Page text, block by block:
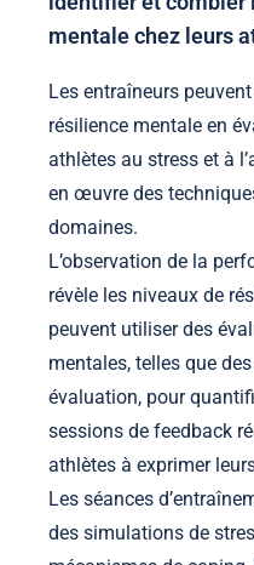
mentale chez leurs
Les entraîneurs
résilience mentale en
athlètes au stress et à
en œuvre des
domaines.
L’observation de la
révèle les niveaux de
peuvent utiliser des
mentales, telles que
évaluation, pour
sessions de feedback
athlètes à exprimer
Les séances
des simulations de